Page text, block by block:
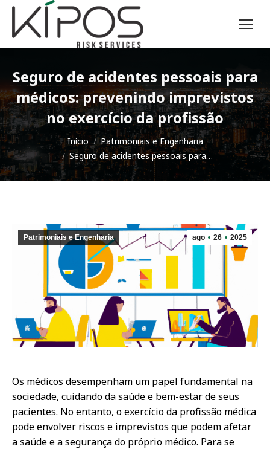
Seguro de acidentes pessoais para
médicos: prevenindo imprevistos
no exercício da profissão
Você está aqui:
Início
Patrimoniais e Engenharia
Seguro de acidentes pessoais para…
ago 26 2025
Patrimoniais e Engenharia
Os médicos desempenham um papel fundamental na
sociedade, cuidando da saúde e bem-estar de seus
pacientes. No entanto, o exercício da profissão médica
pode envolver riscos e imprevistos que podem afetar
a saúde e a segurança do próprio médico. Para se